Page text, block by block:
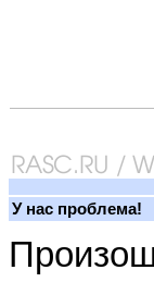
У нас проблема!